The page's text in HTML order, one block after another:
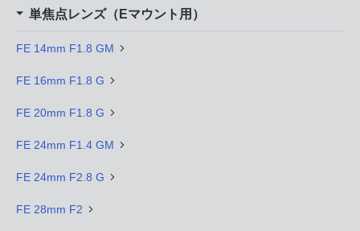
単焦点レンズ（Eマウント用）
FE 14mm F1.8 GM
FE 16mm F1.8 G
FE 20mm F1.8 G
FE 24mm F1.4 GM
FE 24mm F2.8 G
FE 28mm F2